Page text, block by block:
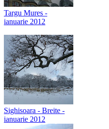
Targu Mures -
ianuarie 2012
Sighisoara - Breite -
ianuarie 2012